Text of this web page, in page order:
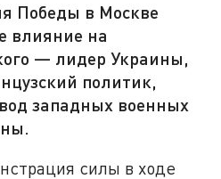
Победы в Москве
влияние на
— лидер Украины,
политик,
западных военных
силы в ходе